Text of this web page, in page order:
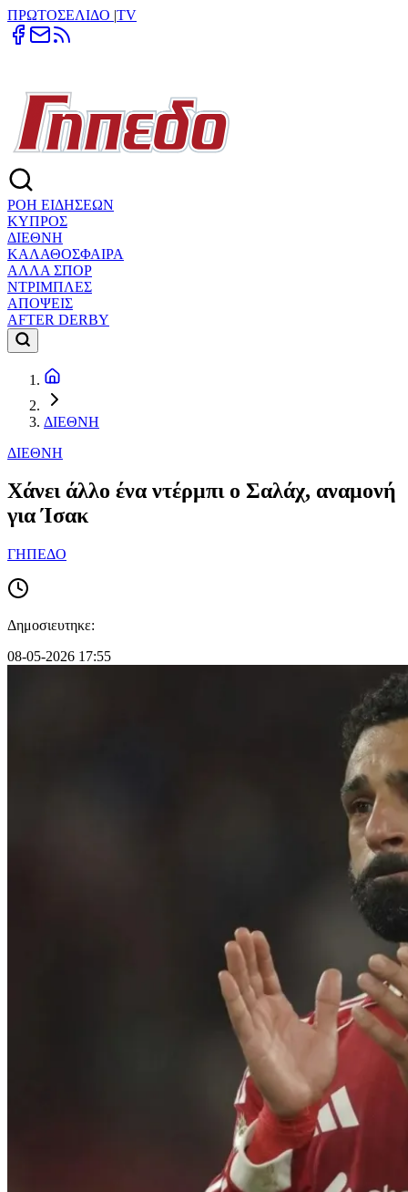
ΠΡΩΤΟΣΕΛΙΔΟ |TV
ΡΟΗ ΕΙΔΗΣΕΩΝ
ΚΥΠΡΟΣ
ΔΙΕΘΝΗ
ΚΑΛΑΘΟΣΦΑΙΡΑ
ΑΛΛΑ ΣΠΟΡ
ΝΤΡΙΜΠΛΕΣ
ΑΠΟΨΕΙΣ
AFTER DERBY
ΔΙΕΘΝΗ
ΔΙΕΘΝΗ
Χάνει άλλο ένα ντέρμπι ο Σαλάχ, αναμονή
για Ίσακ
ΓΗΠΕΔΟ
Δημοσιευτηκε:
08-05-2026 17:55